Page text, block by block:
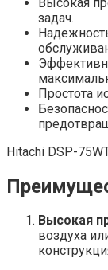
задач.
Простота
Hitachi DSP-
Высокая
воздуха